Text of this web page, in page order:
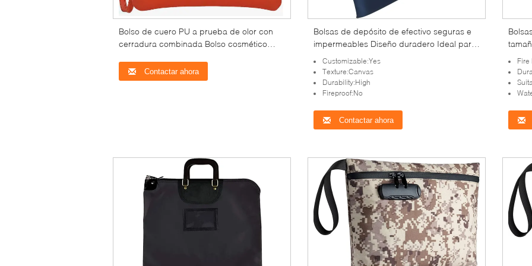
Bolso de cuero PU a prueba de olor con
cerradura combinada Bolso cosmético
viaje Bolso de efectivo, bolso bancario con
cremallera.
Contactar ahora
Bolsas de depósito de efectivo seguras e
impermeables Diseño duradero Ideal para
empresas que requieren soluciones
seguras de gestión y depósito de efectivo
Customizable:Yes
Texture:Canvas
Durability:High
Fireproof:No
Contactar ahora
Fire